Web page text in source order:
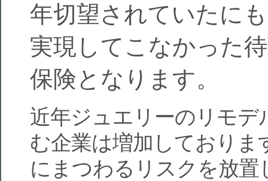
年切望されていたに
実現してこなかった
保険となります。
近年ジュエリーのリモデ
む企業は増加しておりま
にまつわるリスクを放置